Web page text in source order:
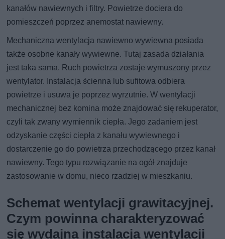
kanałów nawiewnych i filtry. Powietrze dociera do
pomieszczeń poprzez anemostat nawiewny.
Mechaniczna wentylacja nawiewno wywiewna posiada
także osobne kanały wywiewne. Tutaj zasada działania
jest taka sama. Ruch powietrza zostaje wymuszony przez
wentylator. Instalacja ścienna lub sufitowa odbiera
powietrze i usuwa je poprzez wyrzutnie. W wentylacji
mechanicznej bez komina może znajdować się rekuperator,
czyli tak zwany wymiennik ciepła. Jego zadaniem jest
odzyskanie części ciepła z kanału wywiewnego i
dostarczenie go do powietrza przechodzącego przez kanał
nawiewny. Tego typu rozwiązanie na ogół znajduje
zastosowanie w domu, nieco rzadziej w mieszkaniu.
Schemat wentylacji grawitacyjnej.
Czym powinna charakteryzować
się wydajna instalacja wentylacji